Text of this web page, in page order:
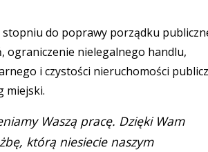
stopniu do poprawy porządku
ograniczenie nielegalnego handlu,
i czystości nieruchomości
miejski.
Waszą pracę. Dzięki Wam
którą niesiecie naszym